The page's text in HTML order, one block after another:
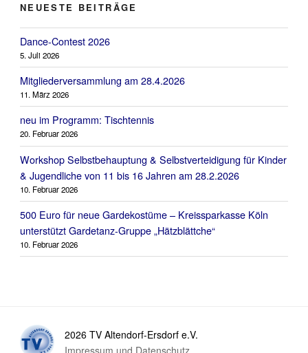
NEUESTE BEITRÄGE
Dance-Contest 2026
5. Juli 2026
Mitgliederversammlung am 28.4.2026
11. März 2026
neu im Programm: Tischtennis
20. Februar 2026
Workshop Selbstbehauptung & Selbstverteidigung für Kinder
& Jugendliche von 11 bis 16 Jahren am 28.2.2026
10. Februar 2026
500 Euro für neue Gardekostüme – Kreissparkasse Köln
unterstützt Gardetanz-Gruppe „Hätzblättche“
10. Februar 2026
2026 TV Altendorf-Ersdorf e.V.